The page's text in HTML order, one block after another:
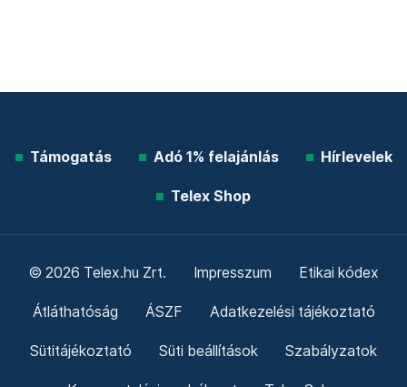
Támogatás Adó 1% felajánlás Hírlevelek
Telex Shop
© 2026 Telex.hu Zrt. Impresszum Etikai kódex
Átláthatóság ÁSZF Adatkezelési tájékoztató
Sütitájékoztató Süti beállítások Szabályzatok